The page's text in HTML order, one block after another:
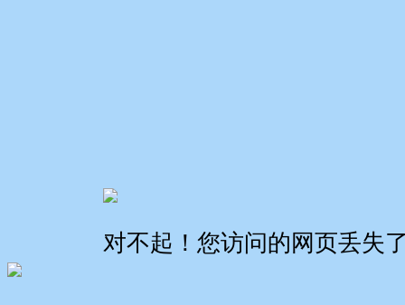
对不起！您访问的网页丢失